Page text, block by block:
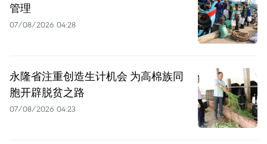
管理
07/08/2026 04:28
永隆省注重创造生计机会 为高棉族同
胞开辟脱贫之路
07/08/2026 04:23